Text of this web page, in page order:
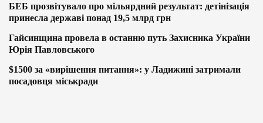
БЕБ прозвітувало про мільярдний результат: детінізація
принесла державі понад 19,5 млрд грн
Гайсинщина провела в останню путь Захисника України
Юрія Павловського
$1500 за «вирішення питання»: у Ладижині затримали
посадовця міськради